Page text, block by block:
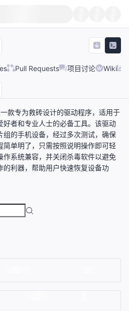
Pull Requests 项目讨论 Wiki
款专为救砖设计的驱动程序，适用于
好者和专业人士的必备工具。该驱动
组的手机设备，经过多次测试，确保
简单明了，只需按照说明操作即可轻
作系统兼容，并关闭杀毒软件以避免
的利器，帮助用户快速恢复设备功